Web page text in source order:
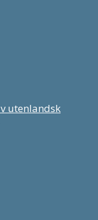
utenlandsk